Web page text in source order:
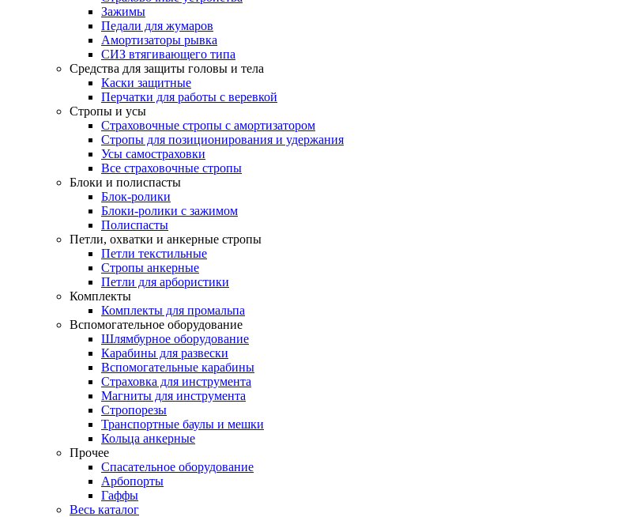
Зажимы
Педали для жумаров
Амортизаторы рывка
СИЗ втягивающего типа
Средства для защиты головы и тела
Каски защитные
Перчатки для работы с веревкой
Стропы и усы
Страховочные стропы с амортизатором
Стропы для позиционирования и удержания
Усы самостраховки
Все страховочные стропы
Блоки и полиспасты
Блок-ролики
Блоки-ролики с зажимом
Полиспасты
Петли, охватки и анкерные стропы
Петли текстильные
Стропы анкерные
Петли для арбористики
Комплекты
Комплекты для промальпа
Вспомогательное оборудование
Шлямбурное оборудование
Карабины для развески
Вспомогательные карабины
Страховка для инструмента
Магниты для инструмента
Стропорезы
Транспортные баулы и мешки
Кольца анкерные
Прочее
Спасательное оборудование
Арбопорты
Гаффы
Весь каталог